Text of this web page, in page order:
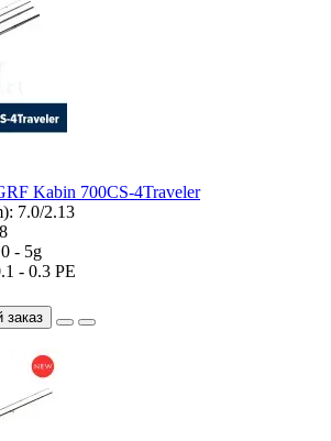
Kabin 700CS-4Traveler
7.0/2.13
0 - 5g
- 0.3 PE
заказ